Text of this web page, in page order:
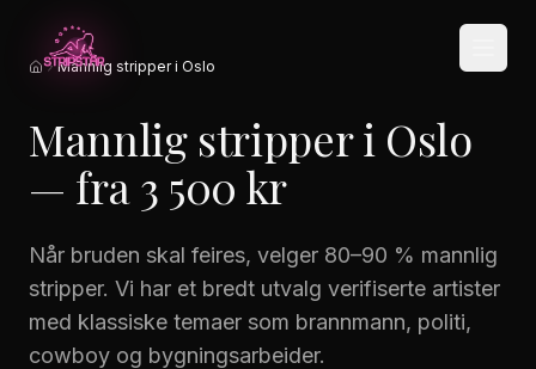
HjemMannlig stripper i Oslo
Mannlig stripper i Oslo
— fra 3 500 kr
Når bruden skal feires, velger 80–90 % mannlig
stripper. Vi har et bredt utvalg verifiserte artister
med klassiske temaer som brannmann, politi,
cowboy og bygningsarbeider.